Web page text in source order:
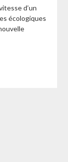
d’un
écologiques